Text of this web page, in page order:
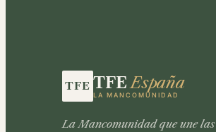
TFEEspaña
LA MANCOMUNIDAD
La Mancomunidad que une las